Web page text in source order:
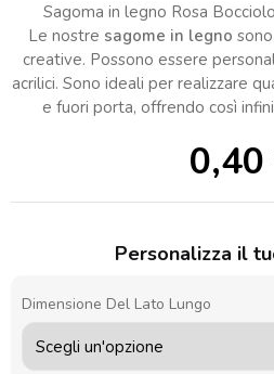
Sagoma in legno Rosa
Le nostre sagome in legno
creative. Possono essere
acrilici. Sono ideali per realizzare
e fuori porta, offrendo così
0,40
Personalizza il
Dimensione Del Lato Lungo